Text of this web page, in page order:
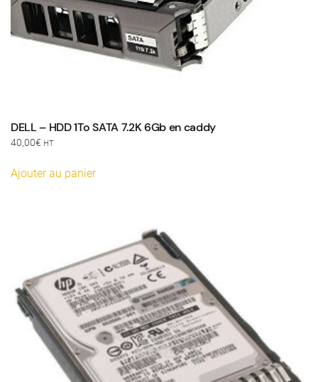
DELL – HDD 1To SATA 7.2K 6Gb en caddy
40,00€ HT
Ajouter au panier